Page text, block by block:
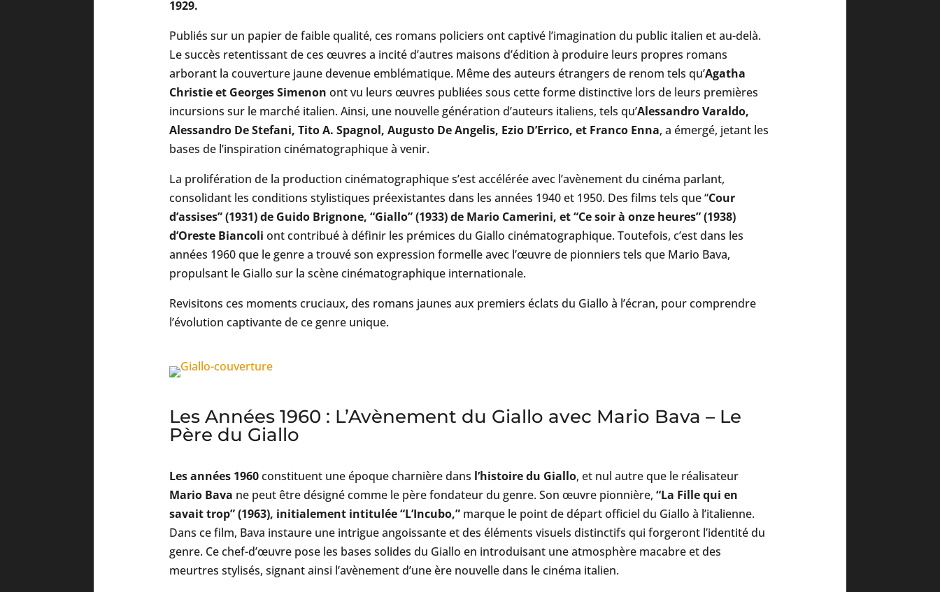
1929.
Publiés sur un papier de faible qualité, ces romans policiers ont captivé l’imagination du public italien et au-delà.
Le succès retentissant de ces œuvres a incité d’autres maisons d’édition à produire leurs propres romans
arborant la couverture jaune devenue emblématique. Même des auteurs étrangers de renom tels qu’Agatha
Christie et Georges Simenon ont vu leurs œuvres publiées sous cette forme distinctive lors de leurs premières
incursions sur le marché italien. Ainsi, une nouvelle génération d’auteurs italiens, tels qu’Alessandro Varaldo,
Alessandro De Stefani, Tito A. Spagnol, Augusto De Angelis, Ezio D’Errico, et Franco Enna, a émergé, jetant les
bases de l’inspiration cinématographique à venir.
La prolifération de la production cinématographique s’est accélérée avec l’avènement du cinéma parlant,
consolidant les conditions stylistiques préexistantes dans les années 1940 et 1950. Des films tels que “Cour
d’assises” (1931) de Guido Brignone, “Giallo” (1933) de Mario Camerini, et “Ce soir à onze heures” (1938)
d’Oreste Biancoli ont contribué à définir les prémices du Giallo cinématographique. Toutefois, c’est dans les
années 1960 que le genre a trouvé son expression formelle avec l’œuvre de pionniers tels que Mario Bava,
propulsant le Giallo sur la scène cinématographique internationale.
Revisitons ces moments cruciaux, des romans jaunes aux premiers éclats du Giallo à l’écran, pour comprendre
l’évolution captivante de ce genre unique.
Les Années 1960 : L’Avènement du Giallo avec Mario Bava – Le
Père du Giallo
Les années 1960constituent une époque charnière dans l’histoire du Giallo, et nul autre que le réalisateur
Mario Bava ne peut être désigné comme le père fondateur du genre. Son œuvre pionnière, “La Fille qui en
savait trop” (1963), initialement intitulée “L’Incubo,”marque le point de départ officiel du Giallo à l’italienne.
Dans ce film, Bava instaure une intrigue angoissante et des éléments visuels distinctifs qui forgeront l’identité du
genre. Ce chef-d’œuvre pose les bases solides du Giallo en introduisant une atmosphère macabre et des
meurtres stylisés, signant ainsi l’avènement d’une ère nouvelle dans le cinéma italien.